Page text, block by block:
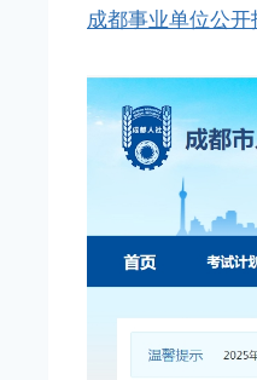
成都事业单位公